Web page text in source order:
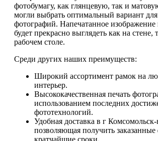
фотобумагу, как глянцевую, так и
могли выбрать оптимальный вариант
фотографий. Напечатанное
будет прекрасно выглядеть как на
рабочем столе.
Среди других наших преимуществ:
Широкий ассортимент рамок на
интерьер.
Высококачественная печать
использованием последних
фототехнологий.
Удобная доставка в г
позволяющая получить